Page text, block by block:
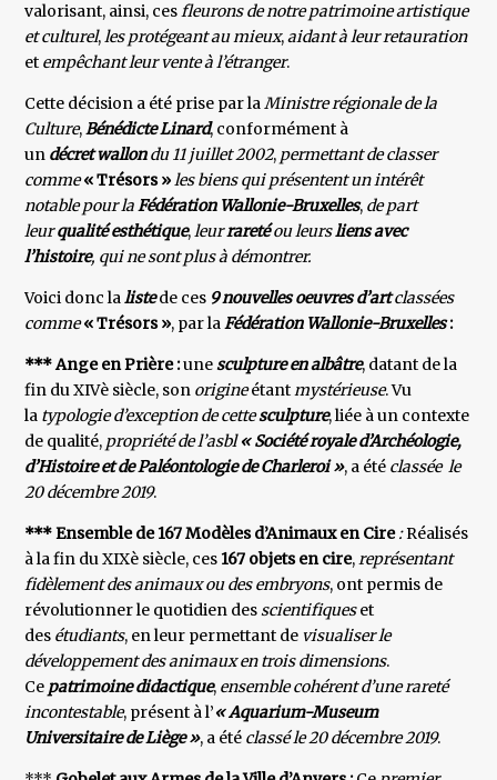
valorisant, ainsi, cesfleurons de notre patrimoine artistique
et culturel,les protégeant au mieux,aidant à leur retauration
et empêchant leur vente à l’étranger.
Cette décision a été prise par laMinistre régionale de la
Culture,Bénédicte Linard, conformément à
un décret wallondu 11 juillet 2002, permettant de classer
comme« Trésors »les biens qui présentent un intérêt
notable pour laFédération Wallonie-Bruxelles, de part
leurqualité esthétique,leurraretéou leursliens avec
l’histoire, qui ne sont plus à démontrer.
Voici donc lalistede ces 9 nouvelles oeuvres d’artclassées
comme« Trésors », par laFédération Wallonie-Bruxelles:
*** Ange en Prière :unesculpture en albâtre, datant de la
fin du XIVè siècle, son origineétantmystérieuse. Vu
la typologie d’exception de cettesculpture, liée à un contexte
de qualité, propriété de l’asbl« Société royale d’Archéologie,
d’Histoire et de Paléontologie de Charleroi », a été classée le
20 décembre 2019.
*** Ensemble de 167 Modèles d’Animaux en Cire:Réalisés
à la fin du XIXè siècle, ces167 objets en cire,représentant
fidèlement des animaux ou des embryons, ont permis de
révolutionner le quotidien desscientifiqueset
des étudiants, en leur permettant de visualiser le
développement des animaux en trois dimensions.
Ce patrimoine didactique, ensemble cohérent d’une rareté
incontestable, présent à l’« Aquarium-Museum
Universitaire de Liège », a été classé le 20 décembre 2019.